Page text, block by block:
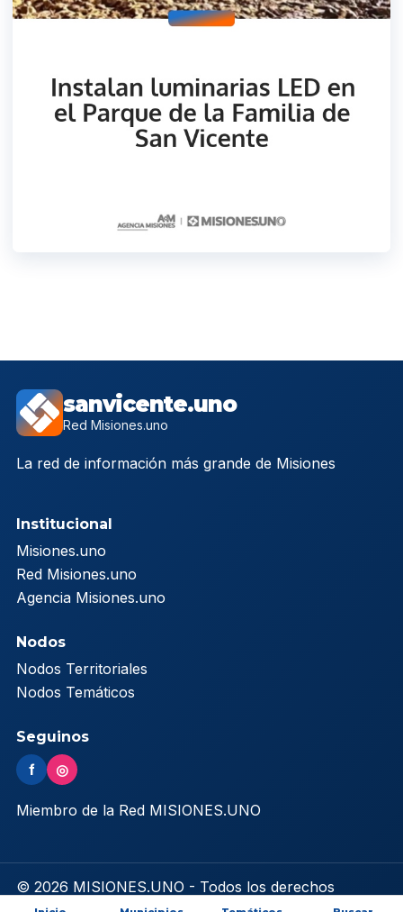
sanvicente.uno
Red Misiones.uno
La red de información más grande de Misiones
Institucional
Misiones.uno
Red Misiones.uno
Agencia Misiones.uno
Nodos
Nodos Territoriales
Nodos Temáticos
Seguinos
f ◎
Miembro de la Red MISIONES.UNO
© 2026 MISIONES.UNO - Todos los derechos
reservados